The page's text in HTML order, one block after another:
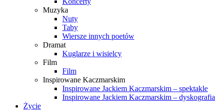
Muzyka
Nuty
Taby
Wiersze innych poetów
Dramat
Kuglarze i wisielcy
Film
Film
Inspirowane Kaczmarskim
Inspirowane Jackiem Kaczmarskim – spektakle
Inspirowane Jackiem Kaczmarskim – dyskografia
Życie